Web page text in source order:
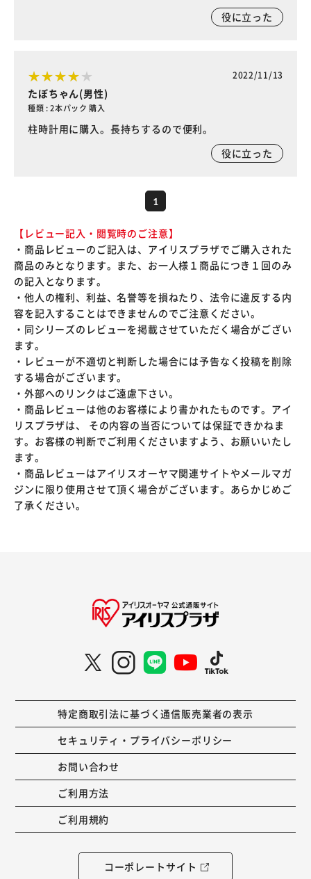
役に立った
2022/11/13
たぼちゃん(男性)
種類 : 2本パック 購入
柱時計用に購入。長持ちするので便利。
役に立った
1
【レビュー記入・閲覧時のご注意】
・商品レビューのご記入は、アイリスプラザでご購入された
商品のみとなります。また、お一人様１商品につき１回のみ
の記入となります。
・他人の権利、利益、名誉等を損ねたり、法令に違反する内
容を記入することはできませんのでご注意ください。
・同シリーズのレビューを掲載させていただく場合がござい
ます。
・レビューが不適切と判断した場合には予告なく投稿を削除
する場合がございます。
・外部へのリンクはご遠慮下さい。
・商品レビューは他のお客様により書かれたものです。アイ
リスプラザは、 その内容の当否については保証できかねま
す。お客様の判断でご利用くださいますよう、お願いいたし
ます。
・商品レビューはアイリスオーヤマ関連サイトやメールマガ
ジンに限り使用させて頂く場合がございます。あらかじめご
了承ください。
特定商取引法に基づく通信販売業者の表示
セキュリティ・プライバシーポリシー
お問い合わせ
ご利用方法
ご利用規約
コーポレートサイト